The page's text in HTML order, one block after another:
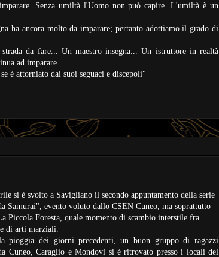
Senza umiltà l'Uomo non può capire. L'umiltà è un
ha ancora molto da imparare; pertanto adottiamo il grado di
da fare... Un maestro insegna... Un istruttore in realtà
ad imparare.
è attorniato dai suoi seguaci e discepoli"
si è svolto a Savigliano il secondo appuntamento della serie
Samurai", evento voluto dallo CSEN Cuneo, ma soprattutto
Piccola Foresta, quale momento di scambio interstile fra
di arti marziali.
pioggia dei giorni precedenti, un buon gruppo di ragazzi
Cuneo, Caraglio e Mondovì si è ritrovato presso i locali del